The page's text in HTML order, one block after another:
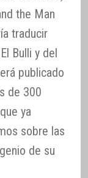
the Man
traducir
Bulli y del
publicado
de 300
ya
sobre las
de su